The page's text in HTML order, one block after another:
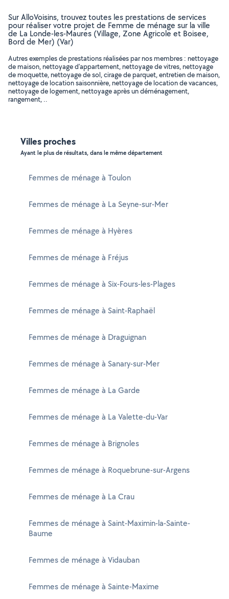
Sur AlloVoisins, trouvez toutes les prestations de services
pour réaliser votre projet de Femme de ménage sur la ville
de La Londe-les-Maures (Village, Zone Agricole et Boisee,
Bord de Mer) (Var)
Autres exemples de prestations réalisées par nos membres : nettoyage
de maison, nettoyage d'appartement, nettoyage de vitres, nettoyage
de moquette, nettoyage de sol, cirage de parquet, entretien de maison,
nettoyage de location saisonnière, nettoyage de location de vacances,
nettoyage de logement, nettoyage après un déménagement,
rangement, ..
Villes proches
Ayant le plus de résultats, dans le même département
Femmes de ménage à Toulon
Femmes de ménage à La Seyne-sur-Mer
Femmes de ménage à Hyères
Femmes de ménage à Fréjus
Femmes de ménage à Six-Fours-les-Plages
Femmes de ménage à Saint-Raphaël
Femmes de ménage à Draguignan
Femmes de ménage à Sanary-sur-Mer
Femmes de ménage à La Garde
Femmes de ménage à La Valette-du-Var
Femmes de ménage à Brignoles
Femmes de ménage à Roquebrune-sur-Argens
Femmes de ménage à La Crau
Femmes de ménage à Saint-Maximin-la-Sainte-
Baume
Femmes de ménage à Vidauban
Femmes de ménage à Sainte-Maxime